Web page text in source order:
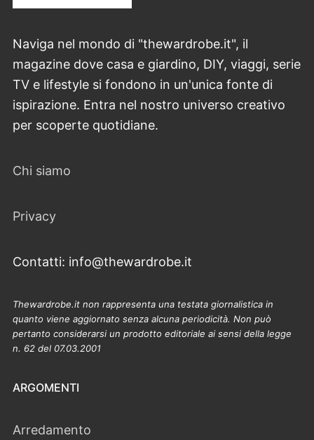
Naviga nel mondo di "thewardrobe.it", il
magazine dove casa e giardino, DIY, viaggi, serie
TV e lifestyle si fondono in un'unica fonte di
ispirazione. Entra nel nostro universo creativo
per scoperte quotidiane.
Chi siamo
Privacy
Contatti: info@thewardrobe.it
Thewardrobe.it non rappresenta una testata giornalistica in
quanto viene aggiornato senza alcuna periodicità. Non può
pertanto considerarsi un prodotto editoriale ai sensi della legge
n. 62 del 07.03.2001
ARGOMENTI
Arredamento